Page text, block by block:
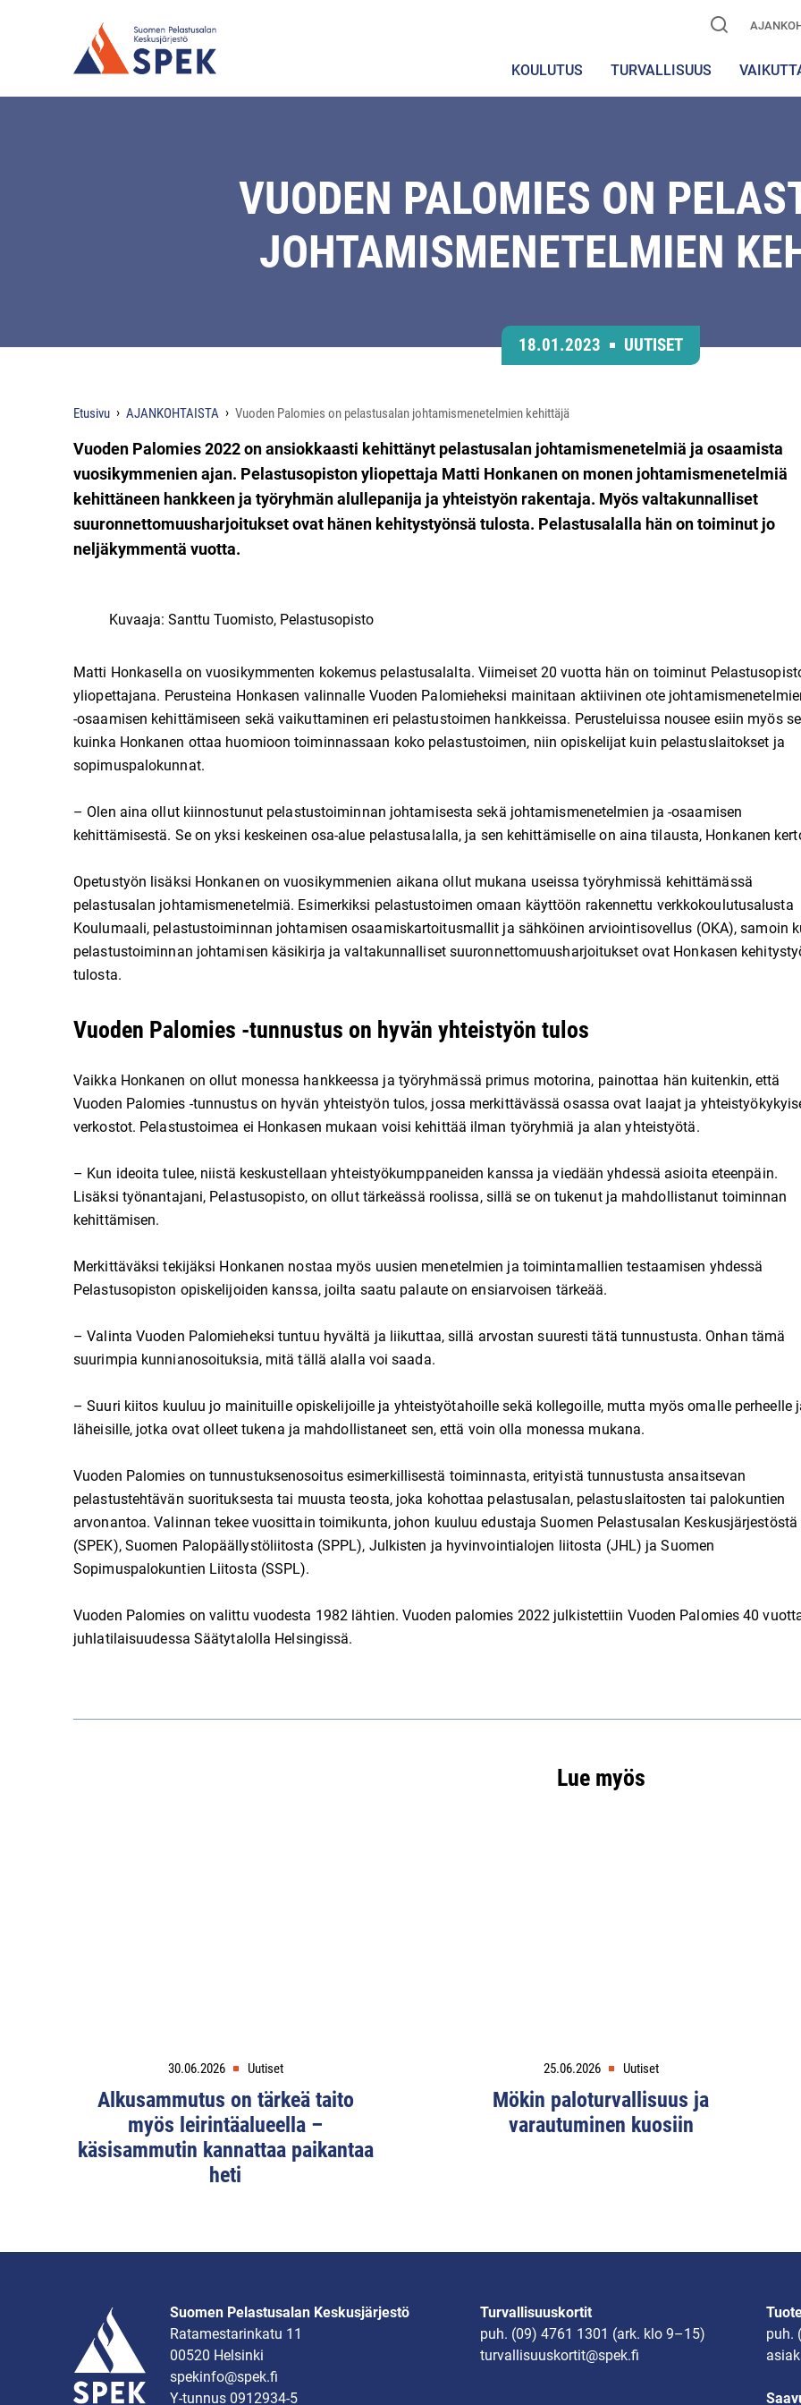
KOULUTUS TURVALLISUUS
VUODEN PALOMIES ON
JOHTAMISMENETELMIEN
18.01.2023 UUTISET
Etusivu AJANKOHTAISTA Vuoden Palomies on pelastusalan johtamismenetelmien kehittäjä
Vuoden Palomies 2022 on ansiokkaasti kehittänyt pelastusalan johtamismenetelmiä ja osaamista
vuosikymmenien ajan. Pelastusopiston yliopettaja Matti Honkanen on monen johtamismenetelmiä
kehittäneen hankkeen ja työryhmän alullepanija ja yhteistyön rakentaja. Myös valtakunnalliset
suuronnettomuusharjoitukset ovat hänen kehitystyönsä tulosta. Pelastusalalla hän on toiminut jo
neljäkymmentä vuotta.
Kuvaaja: Santtu Tuomisto, Pelastusopisto
Matti Honkasella on vuosikymmenten kokemus pelastusalalta. Viimeiset 20 vuotta hän on toiminut
yliopettajana. Perusteina Honkasen valinnalle Vuoden Palomieheksi mainitaan aktiivinen ote
-osaamisen kehittämiseen sekä vaikuttaminen eri pelastustoimen hankkeissa. Perusteluissa nousee esiin myös
kuinka Honkanen ottaa huomioon toiminnassaan koko pelastustoimen, niin opiskelijat kuin pelastuslaitokset ja
sopimuspalokunnat.
– Olen aina ollut kiinnostunut pelastustoiminnan johtamisesta sekä johtamismenetelmien ja -osaamisen
kehittämisestä. Se on yksi keskeinen osa-alue pelastusalalla, ja sen kehittämiselle on aina tilausta, Honkanen
Opetustyön lisäksi Honkanen on vuosikymmenien aikana ollut mukana useissa työryhmissä kehittämässä
pelastusalan johtamismenetelmiä. Esimerkiksi pelastustoimen omaan käyttöön rakennettu verkkokoulutusalusta
Koulumaali, pelastustoiminnan johtamisen osaamiskartoitusmallit ja sähköinen arviointisovellus (OKA), samoin
pelastustoiminnan johtamisen käsikirja ja valtakunnalliset suuronnettomuusharjoitukset ovat Honkasen
tulosta.
Vuoden Palomies -tunnustus on hyvän yhteistyön tulos
Vaikka Honkanen on ollut monessa hankkeessa ja työryhmässä primus motorina, painottaa hän kuitenkin, että
Vuoden Palomies -tunnustus on hyvän yhteistyön tulos, jossa merkittävässä osassa ovat laajat ja
verkostot. Pelastustoimea ei Honkasen mukaan voisi kehittää ilman työryhmiä ja alan yhteistyötä.
– Kun ideoita tulee, niistä keskustellaan yhteistyökumppaneiden kanssa ja viedään yhdessä asioita eteenpäin.
Lisäksi työnantajani, Pelastusopisto, on ollut tärkeässä roolissa, sillä se on tukenut ja mahdollistanut toiminnan
kehittämisen.
Merkittäväksi tekijäksi Honkanen nostaa myös uusien menetelmien ja toimintamallien testaamisen yhdessä
Pelastusopiston opiskelijoiden kanssa, joilta saatu palaute on ensiarvoisen tärkeää.
– Valinta Vuoden Palomieheksi tuntuu hyvältä ja liikuttaa, sillä arvostan suuresti tätä tunnustusta. Onhan tämä
suurimpia kunnianosoituksia, mitä tällä alalla voi saada.
– Suuri kiitos kuuluu jo mainituille opiskelijoille ja yhteistyötahoille sekä kollegoille, mutta myös omalle perheelle
läheisille, jotka ovat olleet tukena ja mahdollistaneet sen, että voin olla monessa mukana.
Vuoden Palomies on tunnustuksenosoitus esimerkillisestä toiminnasta, erityistä tunnustusta ansaitsevan
pelastustehtävän suorituksesta tai muusta teosta, joka kohottaa pelastusalan, pelastuslaitosten tai palokuntien
arvonantoa. Valinnan tekee vuosittain toimikunta, johon kuuluu edustaja Suomen Pelastusalan Keskusjärjestöstä
(SPEK), Suomen Palopäällystöliitosta (SPPL), Julkisten ja hyvinvointialojen liitosta (JHL) ja Suomen
Sopimuspalokuntien Liitosta (SSPL).
Vuoden Palomies on valittu vuodesta 1982 lähtien. Vuoden palomies 2022 julkistettiin Vuoden Palomies 40
juhlatilaisuudessa Säätytalolla Helsingissä.
Lue myös
30.06.2026 Uutiset
Alkusammutus on tärkeä taito
myös leirintäalueella –
käsisammutin kannattaa paikantaa
heti
25.06.2026 Uutiset
Mökin paloturvallisuus ja
varautuminen kuosiin
Suomen Pelastusalan Keskusjärjestö
Ratamestarinkatu 11
00520 Helsinki
spekinfo@spek.fi
Y-tunnus 0912934-5
Turvallisuuskortit
puh. (09) 4761 1301 (ark. klo 9–15)
turvallisuuskortit@spek.fi
puh.